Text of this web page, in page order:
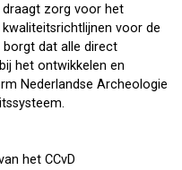
draagt zorg voor het
voor de
borgt dat alle direct
het ontwikkelen en
Nederlandse Archeologie
het CCvD